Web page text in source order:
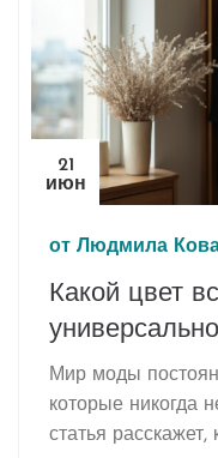
21
июн
от Людмила
Какой цвет
Мир моды
которые никогда
статья расскажет,